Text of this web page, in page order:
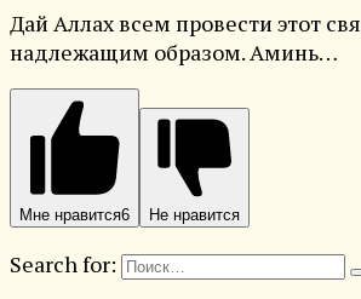
Дай Аллах всем провести этот
надлежащим образом. Аминь…
Мне нравится6 Не нравится
Search for: